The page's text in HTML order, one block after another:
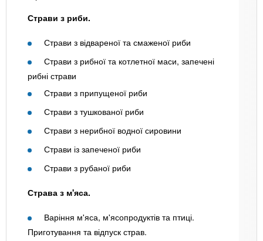
Страви з риби.
Страви з відвареної та смаженої риби
Страви з рибної та котлетної маси, запечені
рибні страви
Страви з припущеної риби
Страви з тушкованої риби
Страви з нерибної водної сировини
Страви із запеченої риби
Страви з рубаної риби
Страва з м'яса.
Варіння м'яса, м'ясопродуктів та птиці.
Приготування та відпуск страв.